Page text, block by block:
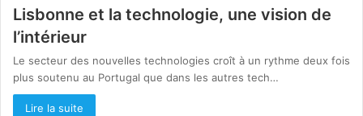
Lisbonne et la technologie, une vision de
l’intérieur
Le secteur des nouvelles technologies croît à un rythme deux fois
plus soutenu au Portugal que dans les autres tech…
Lire la suite